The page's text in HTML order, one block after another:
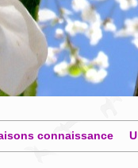
connaissance